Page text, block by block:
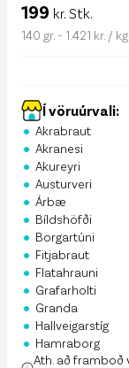
199 kr. Stk.
140 gr. - 1.421 kr. / kg
Í vöruúrvali:
• Akrabraut
• Akranesi
• Akureyri
• Austurveri
• Árbæ
• Bíldshöfði
• Borgartúni
• Fitjabraut
• Flatahrauni
• Grafarholti
• Granda
• Hallveigarstíg
• Hamraborg
Ath. að framboð